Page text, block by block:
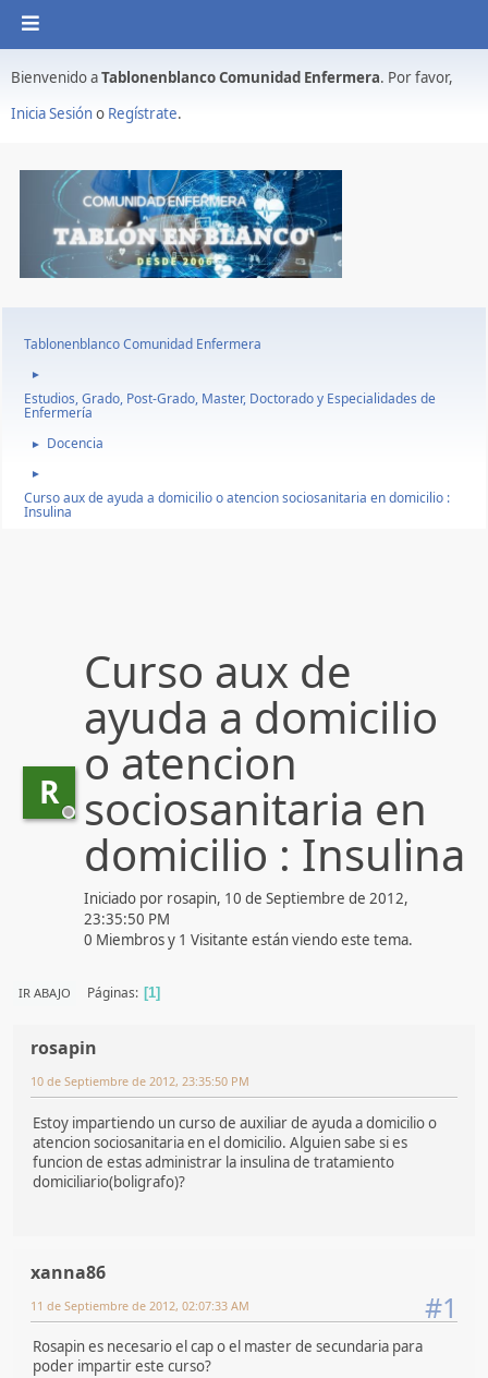
Bienvenido aTablonenblanco Comunidad Enfermera. Por favor,
Inicia Sesióno Regístrate.
Tablonenblanco Comunidad Enfermera
►
Estudios, Grado, Post-Grado, Master, Doctorado y Especialidades de
Enfermería
► Docencia
►
Curso aux de ayuda a domicilio o atencion sociosanitaria en domicilio :
Insulina
R
Curso aux de
ayuda a domicilio
o atencion
sociosanitaria en
domicilio : Insulina
Iniciado por rosapin, 10 de Septiembre de 2012,
23:35:50 PM
0 Miembros y 1 Visitante están viendo este tema.
IR ABAJO Páginas 1
rosapin
10 de Septiembre de 2012, 23:35:50 PM
Estoy impartiendo un curso de auxiliar de ayuda a domicilio o
atencion sociosanitaria en el domicilio. Alguien sabe si es
funcion de estas administrar la insulina de tratamiento
domiciliario(boligrafo)?
xanna86
#1
11 de Septiembre de 2012, 02:07:33 AM
Rosapin es necesario el cap o el master de secundaria para
poder impartir este curso?